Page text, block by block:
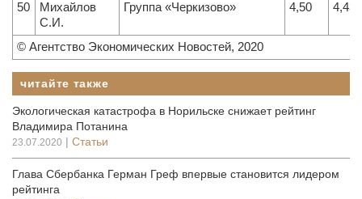
50
Михайлов
С.И.
Группа «Черкизово» 4,50 4,43
© Агентство Экономических Новостей, 2020
читайте также
Экологическая катастрофа в Норильске снижает рейтинг
Владимира Потанина
23.07.2020 | Статьи
Глава Сбербанка Герман Греф впервые становится лидером
рейтинга